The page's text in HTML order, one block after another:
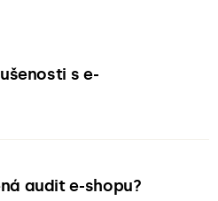
s e-
globálních
audit e-shopu?